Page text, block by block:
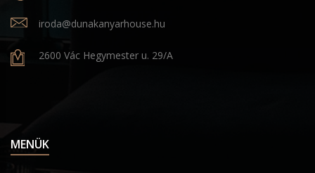
iroda@dunakanyarhouse.hu
2600 Vác Hegymester u. 29/A
MENÜK